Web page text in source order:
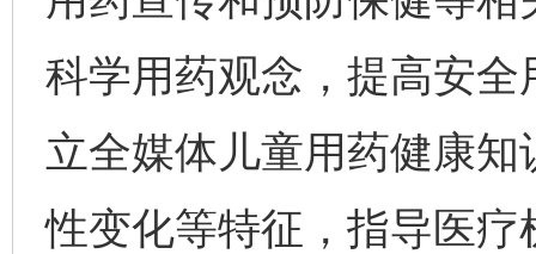
科学用药观念，提高安
立全媒体儿童用药健康
性变化等特征，指导医疗